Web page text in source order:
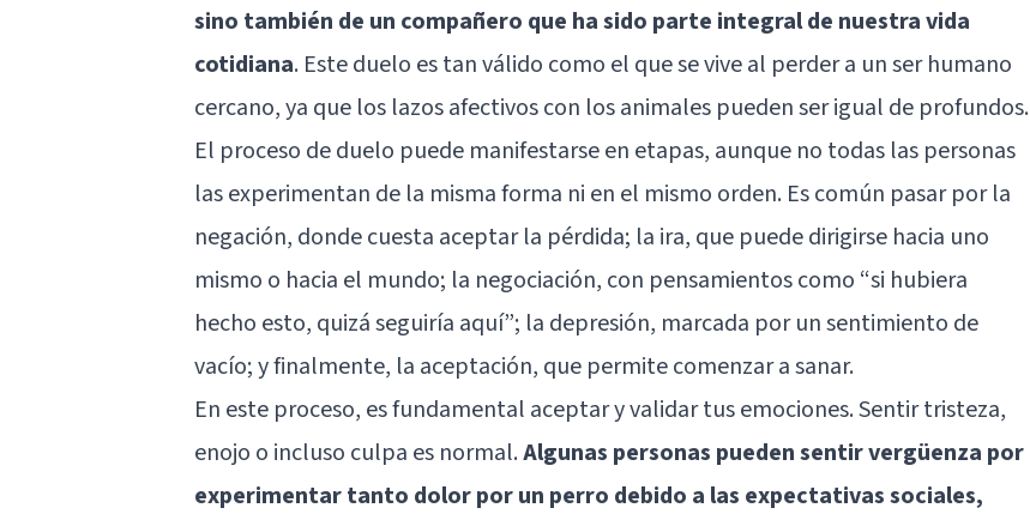
sino también de un compañero que ha sido parte integral de nuestra vida
cotidiana. Este duelo es tan válido como el que se vive al perder a un ser humano
cercano, ya que los lazos afectivos con los animales pueden ser igual de profundos.
El proceso de duelo puede manifestarse en etapas, aunque no todas las personas
las experimentan de la misma forma ni en el mismo orden. Es común pasar por la
negación, donde cuesta aceptar la pérdida; la ira, que puede dirigirse hacia uno
mismo o hacia el mundo; la negociación, con pensamientos como “si hubiera
hecho esto, quizá seguiría aquí”; la depresión, marcada por un sentimiento de
vacío; y finalmente, la aceptación, que permite comenzar a sanar.
En este proceso, es fundamental aceptar y validar tus emociones. Sentir tristeza,
enojo o incluso culpa es normal.Algunas personas pueden sentir vergüenza por
experimentar tanto dolor por un perro debido a las expectativas sociales,